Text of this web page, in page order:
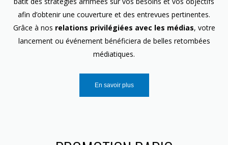
afin d’obtenir une couverture et des entrevues pertinentes.
Grâce à nos relations privilégiées avec les médias, votre
lancement ou événement bénéficiera de belles retombées
médiatiques.
En savoir plus